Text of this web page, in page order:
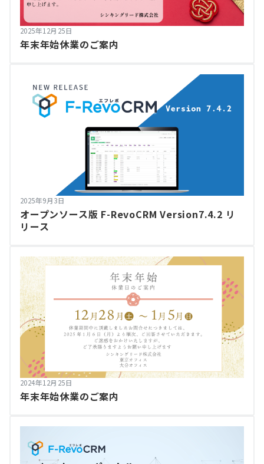
2025年12月25日
年末年始休業のご案内
2025年9月3日
オープンソース版 F-RevoCRM Version7.4.2 リ
リース
2024年12月25日
年末年始休業のご案内